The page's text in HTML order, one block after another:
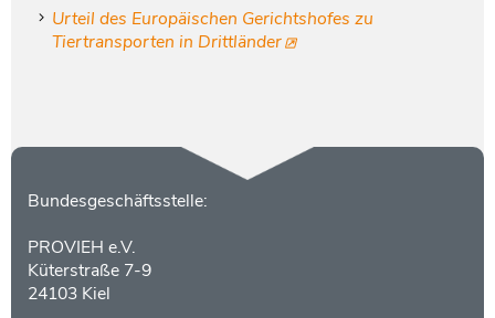
Urteil des Europäischen Gerichtshofes zu
Tiertransporten in Drittländer
Kontakt
Bundesgeschäftsstelle:
PROVIEH e.V.
Küterstraße 7-9
24103 Kiel